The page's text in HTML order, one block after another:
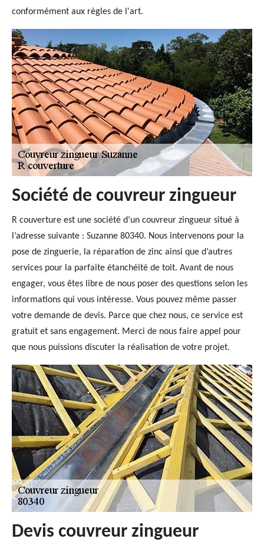
conformément aux règles de l'art.
Société de couvreur zingueur
R couverture est une société d’un couvreur zingueur situé à
l’adresse suivante : Suzanne 80340. Nous intervenons pour la
pose de zinguerie, la réparation de zinc ainsi que d’autres
services pour la parfaite étanchéité de toit. Avant de nous
engager, vous êtes libre de nous poser des questions selon les
informations qui vous intéresse. Vous pouvez même passer
votre demande de devis. Parce que chez nous, ce service est
gratuit et sans engagement. Merci de nous faire appel pour
que nous puissions discuter la réalisation de votre projet.
Devis couvreur zingueur